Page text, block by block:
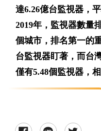
達6.26億台監視器，
2019年，監視器數量
個城市，排名第一的
台監視器盯著，而台
僅有5.48個監視器，